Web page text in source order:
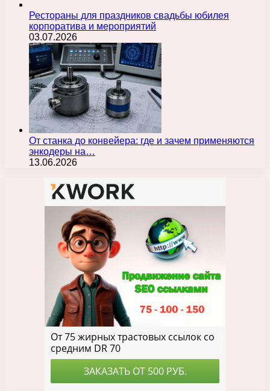
Рестораны для праздников свадьбы юбилея
корпоратива и мероприятий
03.07.2026
От станка до конвейера: где и зачем применяются
энкодеры на…
13.06.2026